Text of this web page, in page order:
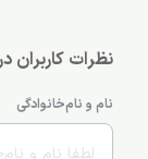
نظرات کاربران
نام و نام‌خانوادگی